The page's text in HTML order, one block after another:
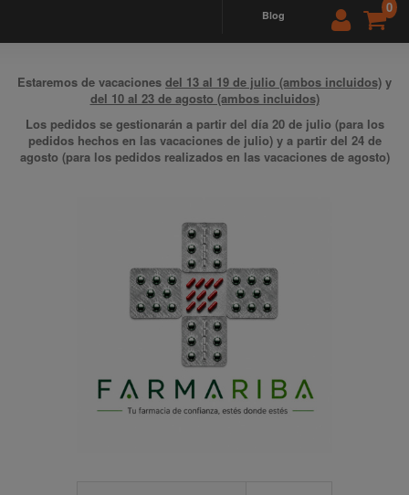
0
blog
Estaremos de vacaciones del 13 al 19 de julio (ambos incluidos) y
del 10 al 23 de agosto (ambos incluidos)
Los pedidos se gestionarán a partir del día 20 de julio (para los
pedidos hechos en las vacaciones de julio) y a partir del 24 de
agosto (para los pedidos realizados en las vacaciones de agosto)